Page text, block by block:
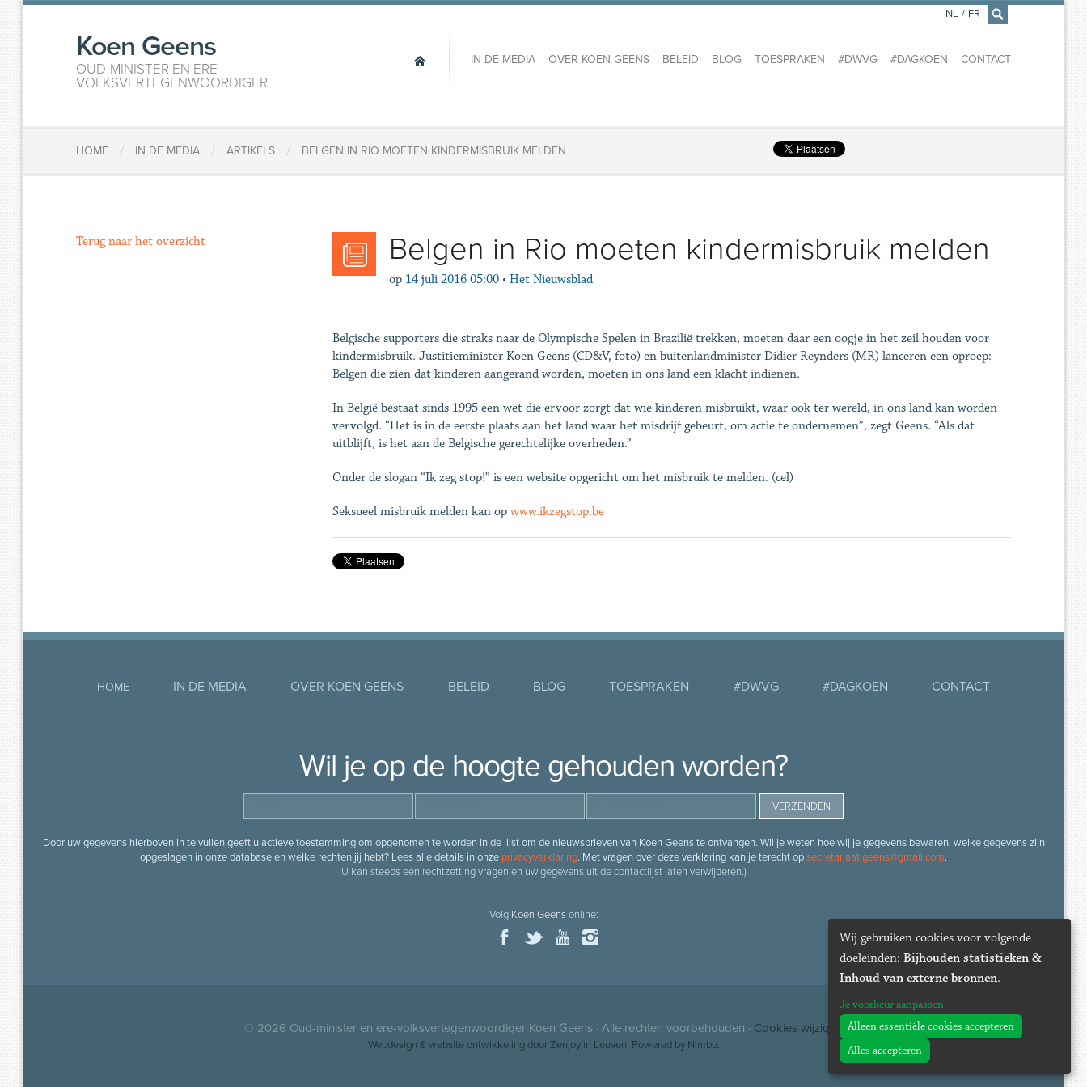
×
Koen Geens
OUD-MINISTER EN ERE-
VOLKSVERTEGENWOORDIGER
IN DE MEDIA OVER KOEN GEENS BELEID BLOG TOESPRAKEN #DWVG #DAGKOEN CONTACT
NL / FR
HOME / IN DE MEDIA / ARTIKELS / BELGEN IN RIO MOETEN KINDERMISBRUIK MELDEN
Belgen in Rio moeten kindermisbruik melden
op 14 juli 2016 05:00 • Het Nieuwsblad
Belgische supporters die straks naar de Olympische Spelen in Brazilië trekken, moeten daar een oogje in het zeil houden voor
kindermisbruik. Justitieminister Koen Geens (CD&V, foto) en buitenlandminister ­Didier Reynders (MR) lanceren een oproep:
Belgen die zien dat kinderen aangerand worden, moeten in ons land een klacht indienen.
In België bestaat sinds 1995 een wet die ervoor zorgt dat wie kinderen misbruikt, waar ook ter wereld, in ons land kan worden
vervolgd. “Het is in de eerste plaats aan het land waar het misdrijf gebeurt, om actie te ondernemen”, zegt Geens. “Als dat
uitblijft, is het aan de Belgische gerechtelijke overheden.”
Onder de slogan “Ik zeg stop!” is een website opgericht om het misbruik te melden. (cel)
Seksueel misbruik melden kan op www.ikzegstop.be
Terug naar het overzicht
HOME IN DE MEDIA OVER KOEN GEENS BELEID BLOG TOESPRAKEN #DWVG #DAGKOEN CONTACT
Wil je op de hoogte gehouden worden?
Door uw gegevens hierboven in te vullen geeft u actieve toestemming om opgenomen te worden in de lijst om de nieuwsbrieven van Koen Geens te ontvangen. Wil je weten hoe wij je gegevens bewaren, welke gegevens zijn
opgeslagen in onze database en welke rechten jij hebt? Lees alle details in onze privacyverklaring. Met vragen over deze verklaring kan je terecht opsecretariaat.geens@gmail.com.
U kan steeds een rechtzetting vragen en uw gegevens uit de contactlijst laten verwijderen.)
Volg Koen Geensonline:
© 2026 Oud-minister en ere-volksvertegenwoordiger Koen Geens · Alle rechten voorbehouden · Cookies wijzigen
Webdesign &website ontwikkelingdoor Zenjoy in Leuven. Powered by Nimbu.
Wij gebruiken cookies voor volgende
doeleinden: Bijhouden statistieken &
Inhoud van externe bronnen.
Je voorkeur aanpassen
Alleen essentiële cookies accepteren
Alles accepteren